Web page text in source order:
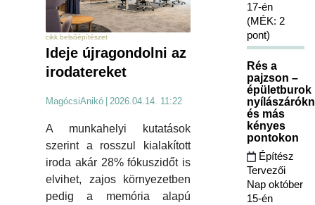
cikk belsőépítészet
Ideje újragondolni az
irodatereket
MagócsiAnikó 2026.04.14. 11:22
A munkahelyi kutatások
szerint a rosszul kialakított
iroda akár 28% fókuszidőt is
elvihet, zajos környezetben
pedig a memória alapú
17-én
(MÉK: 2
pont)
Rés a
pajzson –
épületburok
és más
kényes
pontokon
Építész
Tervezői
Nap október
15-én